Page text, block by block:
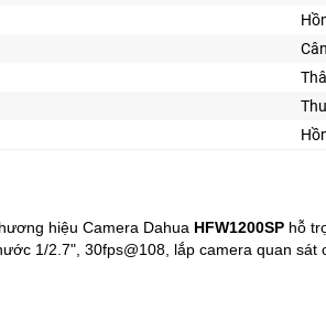
hiệu Camera Dahua HFW1200SP hỗ
1/2.7", 30fps@108, lắp camera quan